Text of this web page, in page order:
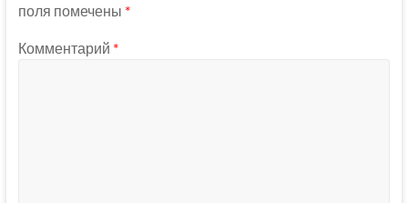
поля помечены *
Комментарий *